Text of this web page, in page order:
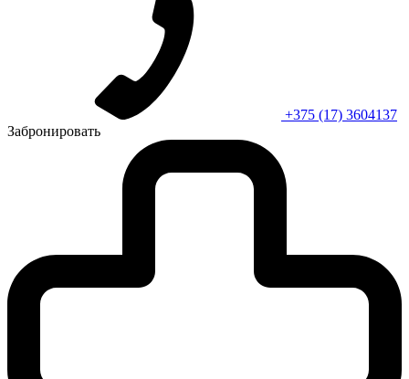
+375 (17) 3604137
Забронировать